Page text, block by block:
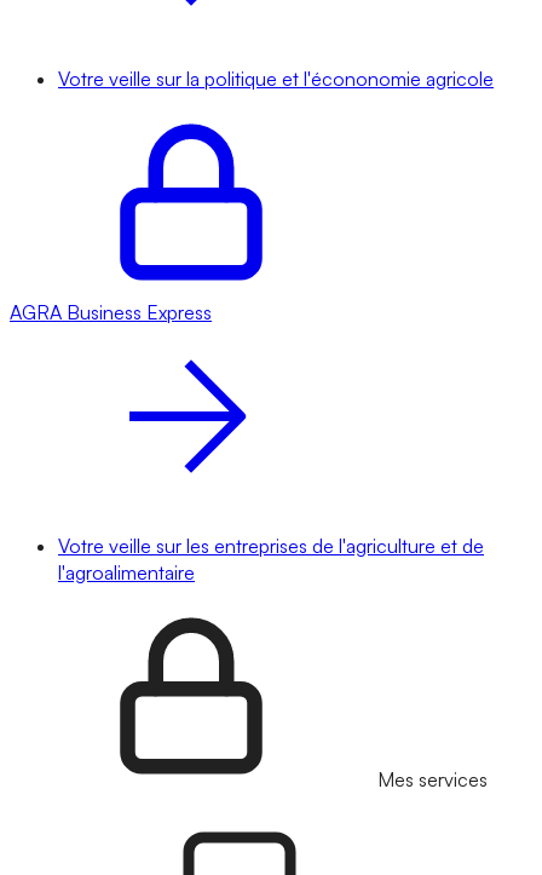
Votre veille sur la politique et l'écononomie agricole
AGRA Business Express
Votre veille sur les entreprises de l'agriculture et de
l'agroalimentaire
Mes services